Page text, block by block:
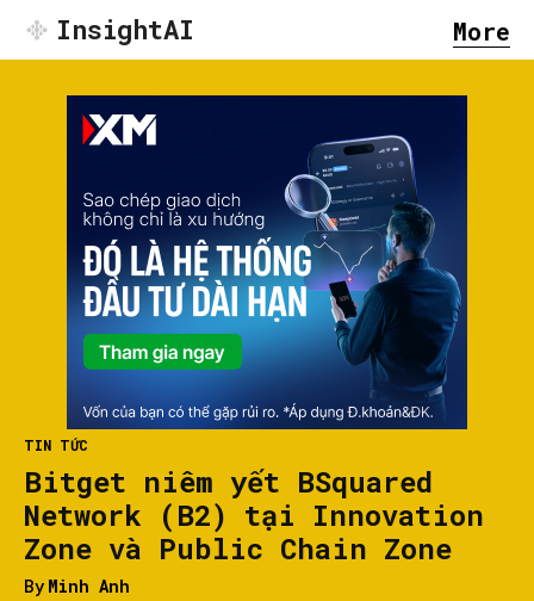
InsightAI More
TIN TỨC
Bitget niêm yết BSquared
Network (B2) tại Innovation
Zone và Public Chain Zone
By Minh Anh